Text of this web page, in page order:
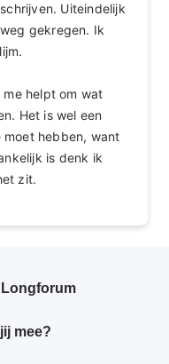
Uiteindelijk
gekregen. Ik
helpt om wat
Het is wel een
hebben, want
is denk ik
zit.
mee?